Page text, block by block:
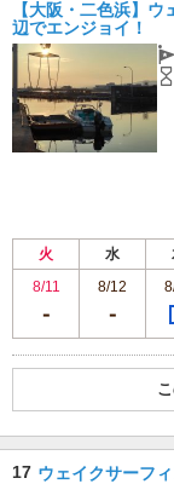
【大阪・二色浜】
辺でエンジョイ！
火 水
8/11
8/12
17 ウェイクサーフ